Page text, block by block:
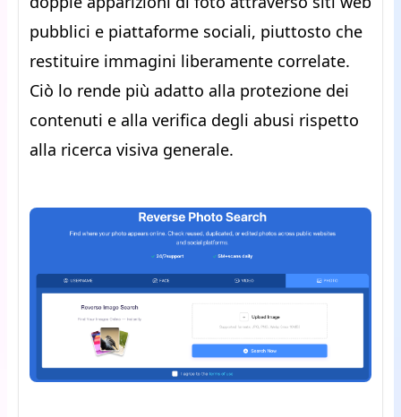
pubblici e piattaforme sociali, piuttosto che
restituire immagini liberamente correlate.
Ciò lo rende più adatto alla protezione dei
contenuti e alla verifica degli abusi rispetto
alla ricerca visiva generale.